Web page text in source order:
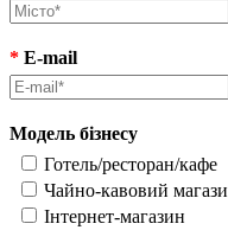
* E-mail
Модель бізнесу
Готель/ресторан/кафе
Чайно-кавовий
Інтернет-магазин